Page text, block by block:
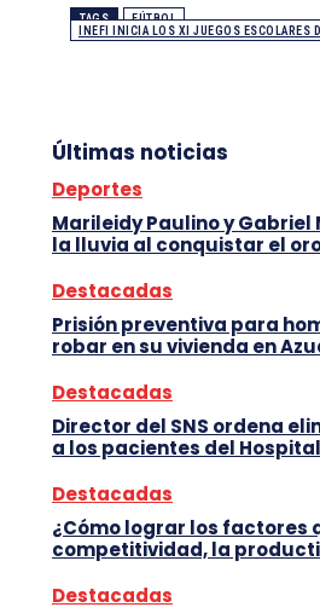
TAGS
FÚTBOL
INEFI INICIA LOS XI JUEGOS ESCOLARES
Últimas noticias
Deportes
Marileidy Paulino y
la lluvia al conquistar el
Destacadas
Prisión preventiva para
robar en su vivienda en
Destacadas
Director del SNS ordena
a los pacientes del
Destacadas
¿Cómo lograr los factores
competitividad, la
Destacadas